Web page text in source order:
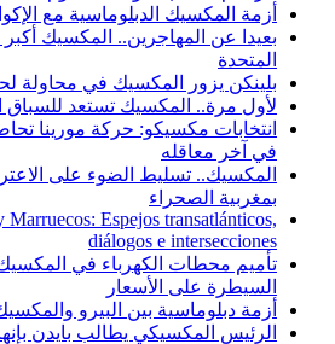
أزمة المكسيك الدبلوماسية مع
بعيدا عن المهاجرين.. المكسيك
المتحدة
بلينكن يزور المكسيك في محاولة
لأول مرة.. المكسيك تستعد للسباق
انتخابات مكسيكو: حركة مورينا
في آخر معاقله
المكسيك.. تسليط الضوء على
بمغربية الصحراء
Espejos transatlánticos,
diálogos e intersecciones
تأميم محطات الكهرباء في
السيطرة على الأسعار
أزمة دبلوماسية بين البيرو
الرئيس المكسيكي يطالب بايدن